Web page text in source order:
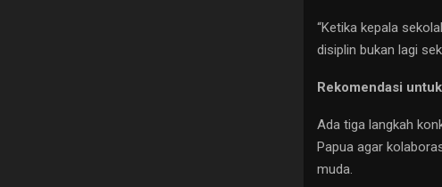
“Ketika kepala
disiplin bukan lagi
Rekomendasi
Ada tiga langkah
Papua agar
muda.